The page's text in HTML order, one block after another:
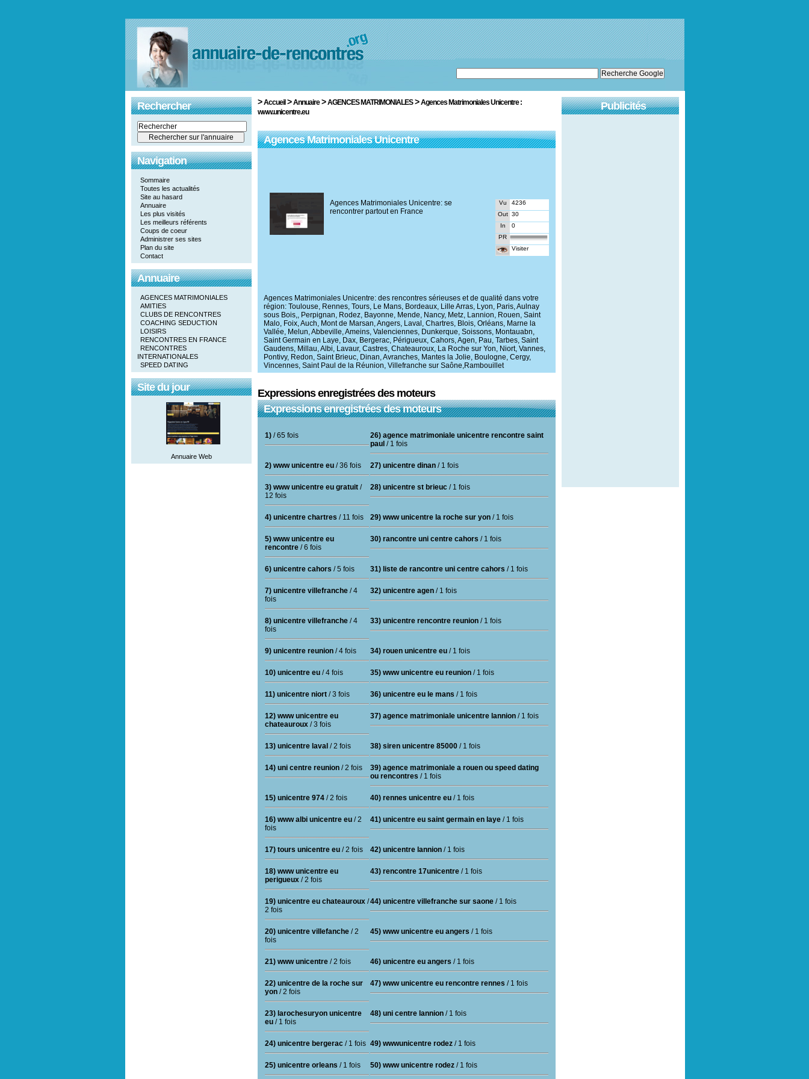
Rechercher
Navigation
Sommaire
Toutes les actualités
Site au hasard
Annuaire
Les plus visités
Les meilleurs référents
Coups de coeur
Administrer ses sites
Plan du site
Contact
Annuaire
AGENCES MATRIMONIALES
AMITIES
CLUBS DE RENCONTRES
COACHING SEDUCTION
LOISIRS
RENCONTRES EN FRANCE
RENCONTRES
INTERNATIONALES
SPEED DATING
Site du jour
Annuaire Web
>Accueil>Annuaire>AGENCES MATRIMONIALES>Agences Matrimoniales Unicentre :
www.unicentre.eu
Agences Matrimoniales Unicentre
Vu
4236
Out 30
In
0
PR
Visiter
Agences Matrimoniales Unicentre: se
rencontrer partout en France
Agences Matrimoniales Unicentre: des rencontres sérieuses et de qualité dans votre
région: Toulouse, Rennes, Tours, Le Mans, Bordeaux, Lille Arras, Lyon, Paris, Aulnay
sous Bois,, Perpignan, Rodez, Bayonne, Mende, Nancy, Metz, Lannion, Rouen, Saint
Malo, Foix, Auch, Mont de Marsan, Angers, Laval, Chartres, Blois, Orléans, Marne la
Vallée, Melun, Abbeville, Ameins, Valenciennes, Dunkerque, Soissons, Montauabn,
Saint Germain en Laye, Dax, Bergerac, Périgueux, Cahors, Agen, Pau, Tarbes, Saint
Gaudens, Millau, Albi, Lavaur, Castres, Chateauroux, La Roche sur Yon, Niort, Vannes,
Pontivy, Redon, Saint Brieuc, Dinan, Avranches, Mantes la Jolie, Boulogne, Cergy,
Vincennes, Saint Paul de la Réunion, Villefranche sur Saône,Rambouillet
Expressions enregistrées des moteurs
Expressions enregistrées des moteurs
1) / 65 fois
26) agence matrimoniale unicentre rencontre saint
paul / 1 fois
2) www unicentre eu / 36 fois 27) unicentre dinan / 1 fois
3) www unicentre eu gratuit /
12 fois
28) unicentre st brieuc / 1 fois
4) unicentre chartres / 11 fois 29) www unicentre la roche sur yon / 1 fois
5) www unicentre eu
rencontre / 6 fois
30) rancontre uni centre cahors / 1 fois
6) unicentre cahors / 5 fois 31) liste de rancontre uni centre cahors / 1 fois
7) unicentre villefranche / 4
fois
32) unicentre agen / 1 fois
8) unicentre villefranche / 4
fois
33) unicentre rencontre reunion / 1 fois
9) unicentre reunion / 4 fois 34) rouen unicentre eu / 1 fois
10) unicentre eu / 4 fois 35) www unicentre eu reunion / 1 fois
11) unicentre niort / 3 fois 36) unicentre eu le mans / 1 fois
12) www unicentre eu
chateauroux / 3 fois
37) agence matrimoniale unicentre lannion / 1 fois
13) unicentre laval / 2 fois 38) siren unicentre 85000 / 1 fois
14) uni centre reunion / 2 fois
39) agence matrimoniale a rouen ou speed dating
ou rencontres / 1 fois
15) unicentre 974 / 2 fois 40) rennes unicentre eu / 1 fois
16) www albi unicentre eu / 2
fois
41) unicentre eu saint germain en laye / 1 fois
17) tours unicentre eu / 2 fois 42) unicentre lannion / 1 fois
18) www unicentre eu
perigueux / 2 fois
43) rencontre 17unicentre / 1 fois
19) unicentre eu chateauroux /
2 fois
44) unicentre villefranche sur saone / 1 fois
20) unicentre villefanche / 2
fois
45) www unicentre eu angers / 1 fois
21) www unicentre / 2 fois 46) unicentre eu angers / 1 fois
22) unicentre de la roche sur
yon / 2 fois
47) www unicentre eu rencontre rennes / 1 fois
23) larochesuryon unicentre
eu / 1 fois
48) uni centre lannion / 1 fois
24) unicentre bergerac / 1 fois 49) wwwunicentre rodez / 1 fois
25) unicentre orleans / 1 fois 50) www unicentre rodez / 1 fois
Publicités